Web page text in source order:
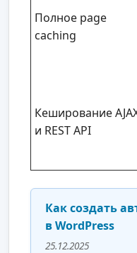
Полное page
caching
Кеширование
и REST API
Как создать
в WordPress
25.12.2025